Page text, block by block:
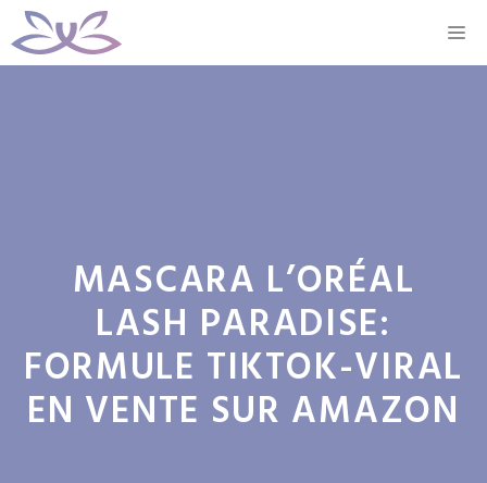
Aller
au
MASCARA L’ORÉAL
LASH PARADISE:
FORMULE TIKTOK-VIRAL
EN VENTE SUR AMAZON